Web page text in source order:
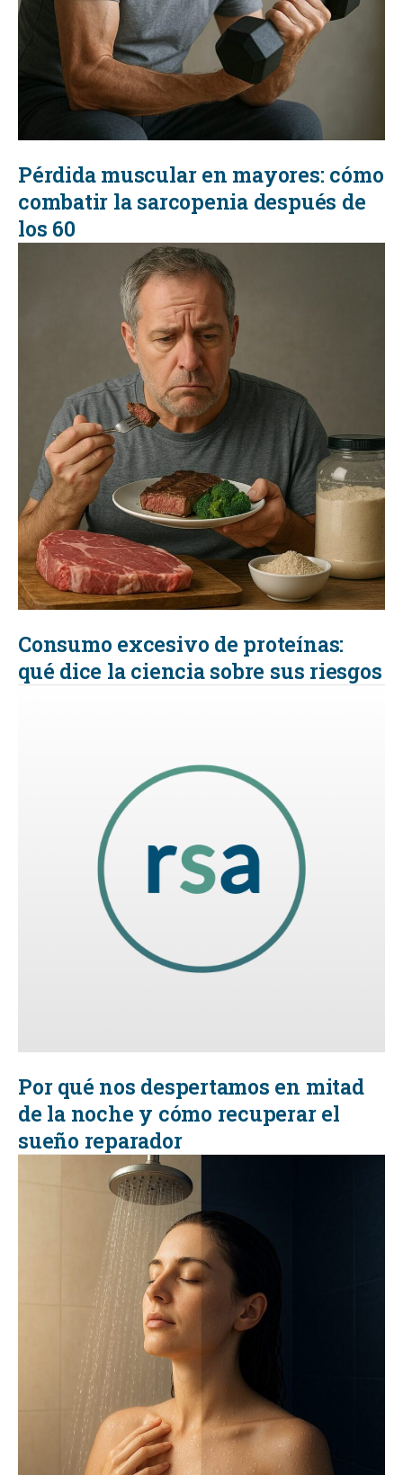
Pérdida muscular en mayores: cómo
combatir la sarcopenia después de
los 60
Consumo excesivo de proteínas:
qué dice la ciencia sobre sus riesgos
Por qué nos despertamos en mitad
de la noche y cómo recuperar el
sueño reparador